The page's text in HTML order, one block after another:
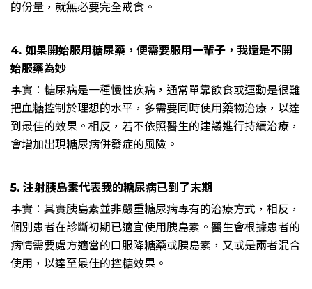
的份量，就無必要完全戒食。
4. 如果開始服用糖尿藥，便需要服用一輩子，我還是不開
始服藥為妙
事實︰糖尿病是一種慢性疾病，通常單靠飲食或運動是很難
把血糖控制於理想的水平，多需要同時使用藥物治療，以達
到最佳的效果。相反，若不依照醫生的建議進行持續治療，
會增加出現糖尿病併發症的風險。
5. 注射胰島素代表我的糖尿病已到了末期
事實︰其實胰島素並非嚴重糖尿病專有的治療方式，相反，
個別患者在診斷初期已適宜使用胰島素。醫生會根據患者的
病情需要處方適當的口服降糖藥或胰島素，又或是兩者混合
使用，以達至最佳的控糖效果。